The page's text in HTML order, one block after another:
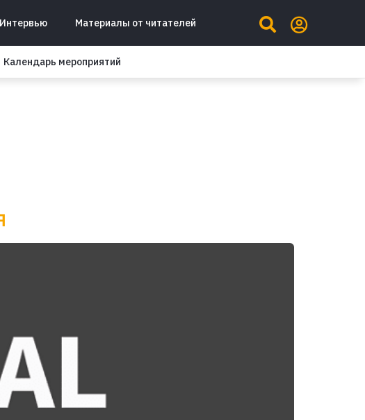
Интервью Материалы от читателей
Календарь мероприятий